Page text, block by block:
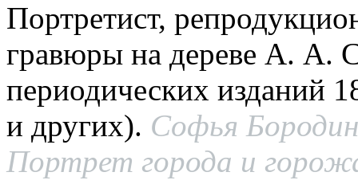
Портретист,
гравюры на дереве А. А.
периодических изданий
и других). Софья
Портрет города и